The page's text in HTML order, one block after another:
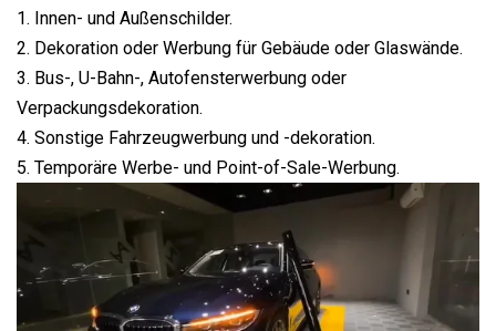
1. Innen- und Außenschilder.
2. Dekoration oder Werbung für Gebäude oder Glaswände.
3. Bus-, U-Bahn-, Autofensterwerbung oder
Verpackungsdekoration.
4. Sonstige Fahrzeugwerbung und -dekoration.
5. Temporäre Werbe- und Point-of-Sale-Werbung.